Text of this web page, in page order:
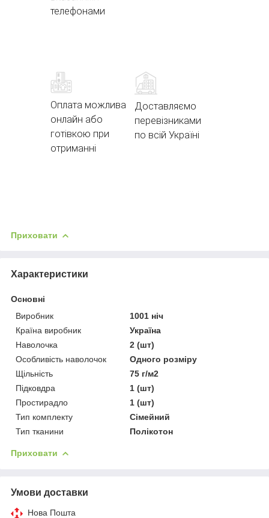
телефонами
Оплата можлива
онлайн або
готівкою при
отриманні
Доставляємо
перевізниками
по всій Україні
Приховати
Характеристики
Основні
Виробник
1001 ніч
Країна виробник
Україна
Наволочка
2 (шт)
Особливість наволочок
Одного розміру
Щільність
75 г/м2
Підковдра
1 (шт)
Простирадло
1 (шт)
Тип комплекту
Сімейний
Тип тканини
Полікотон
Приховати
Умови доставки
Нова Пошта